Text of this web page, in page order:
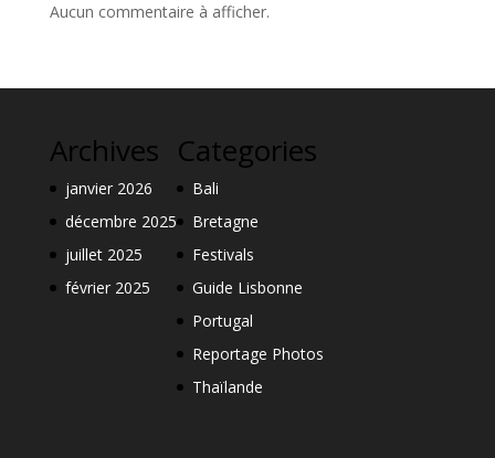
Aucun commentaire à afficher.
Archives
janvier 2026
décembre 2025
juillet 2025
février 2025
Categories
Bali
Bretagne
Festivals
Guide Lisbonne
Portugal
Reportage Photos
Thaïlande